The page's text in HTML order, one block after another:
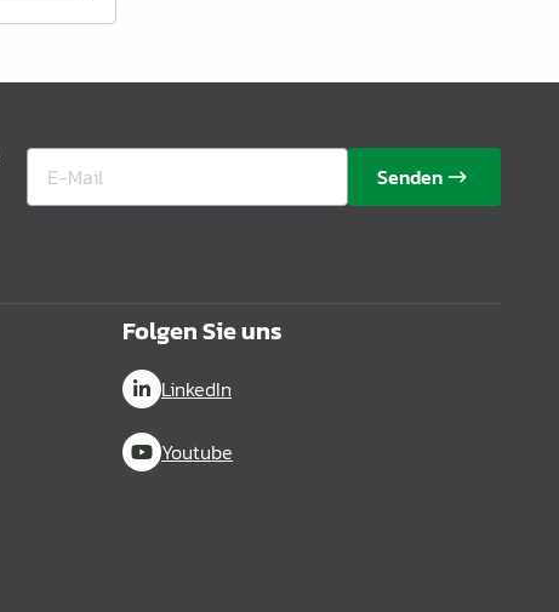
Senden
Folgen Sie uns
LinkedIn
Youtube